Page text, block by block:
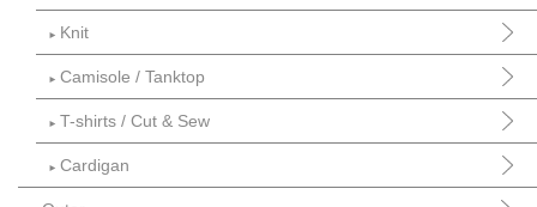
► Knit
► Camisole / Tanktop
► T-shirts / Cut & Sew
► Cardigan